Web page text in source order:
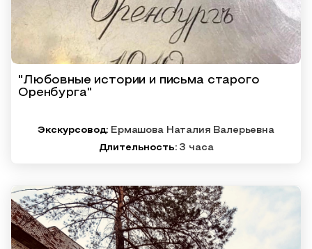
"Любовные истории и письма старого
Оренбурга"
Экскурсовод: Ермашова Наталия Валерьевна
Длительность:3 часа